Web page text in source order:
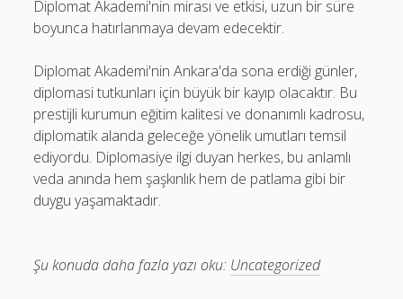
Diplomat Akademi'nin mirası ve etkisi, uzun bir süre
boyunca hatırlanmaya devam edecektir.
Diplomat Akademi'nin Ankara'da sona erdiği günler,
diplomasi tutkunları için büyük bir kayıp olacaktır. Bu
prestijli kurumun eğitim kalitesi ve donanımlı kadrosu,
diplomatik alanda geleceğe yönelik umutları temsil
ediyordu. Diplomasiye ilgi duyan herkes, bu anlamlı
veda anında hem şaşkınlık hem de patlama gibi bir
duygu yaşamaktadır.
Şu konuda daha fazla yazı oku: Uncategorized